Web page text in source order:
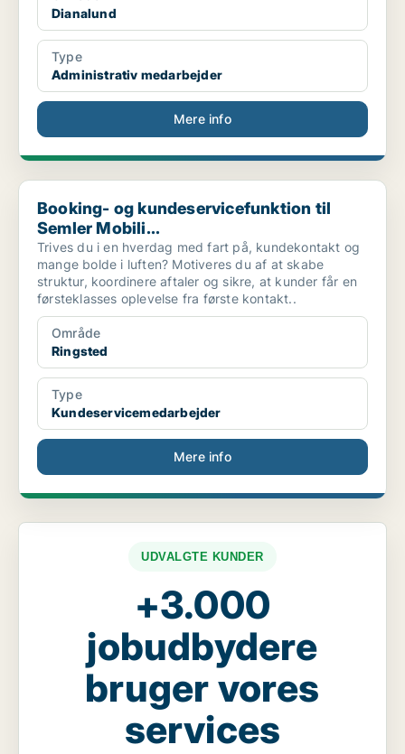
Dianalund
Type
Administrativ medarbejder
Mere info
Booking- og kundeservicefunktion til Semler Mobili...
Booking- og kundeservicefunktion til
Semler Mobili...
Trives du i en hverdag med fart på, kundekontakt og
mange bolde i luften? Motiveres du af at skabe
struktur, koordinere aftaler og sikre, at kunder får en
førsteklasses oplevelse fra første kontakt..
Område
Ringsted
Type
Kundeservicemedarbejder
Mere info
UDVALGTE KUNDER
+3.000
jobudbydere
bruger vores
services